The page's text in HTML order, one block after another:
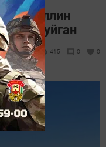
Яруллин
куйган
415 0 0